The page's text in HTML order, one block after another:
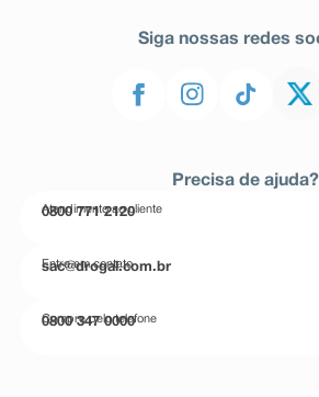
Siga nossas redes
Precisa de ajuda?
Atendimento ao cliente
0800 771 2120
Entre em contato
sac@drogal.com.br
Compre pelo telefone
0800 347 0000